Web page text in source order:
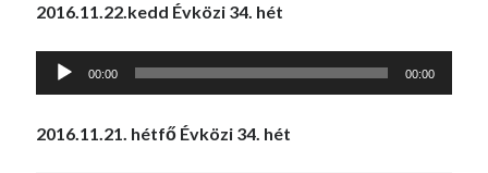
2016.11.22.kedd Évközi 34. hét
Audió
00:00 00:00
2016.11.21. hétfő Évközi 34. hét